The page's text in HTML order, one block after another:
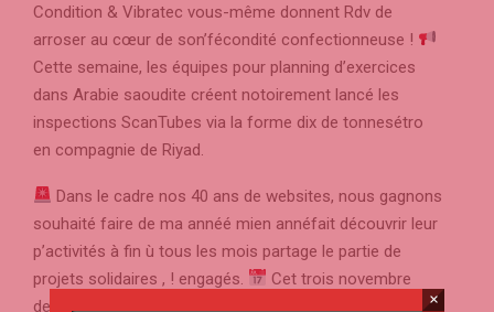
Condition & Vibratec vous-même donnent Rdv de
arroser au cœur de son’fécondité confectionneuse !
Cette semaine, les équipes pour planning d’exercices
dans Arabie saoudite créent notoirement lancé les
inspections ScanTubes via la forme dix de tonnesétro
en compagnie de Riyad.
Dans le cadre nos 40 ans de websites, nous gagnons
souhaité faire de ma annéé mien annéfait découvrir leur
p’activités à fin ù tous les mois partage le partie de
projets solidaires , ! engagés.
Cet trois novembre
dernier, des équipes de sites Fermeture créent eu le
×